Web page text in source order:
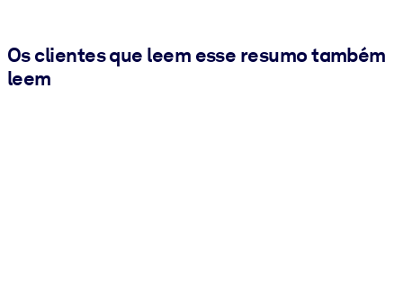
Os clientes que leem esse resumo também
leem